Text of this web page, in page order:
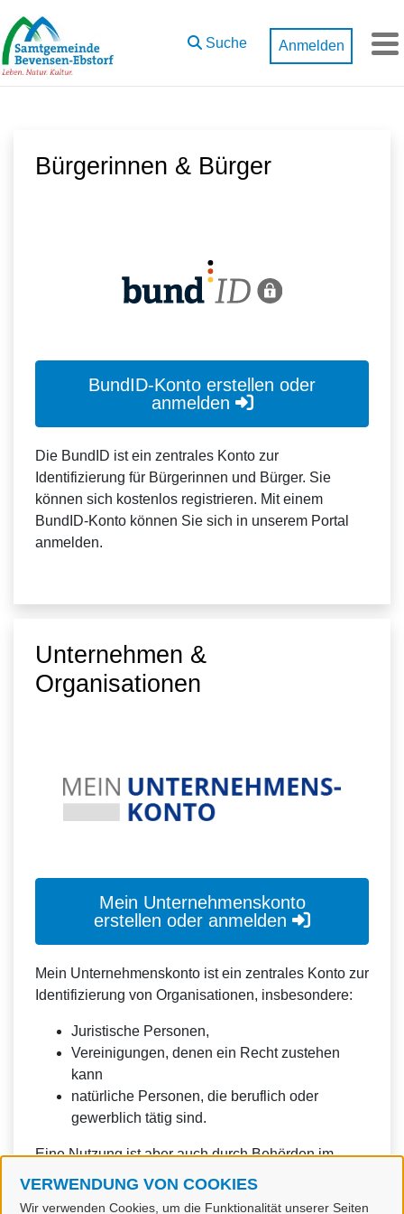
Zum Hauptinhalt springen
VERWENDUNG VON COOKIES
Wir verwenden Cookies, um die Funktionalität unserer Seiten
Suche Anmelden
Bürgerinnen & Bürger
BundID-Konto erstellen oder
anmelden
Die BundID ist ein zentrales Konto zur
Identifizierung für Bürgerinnen und Bürger. Sie
können sich kostenlos registrieren. Mit einem
BundID-Konto können Sie sich in unserem Portal
anmelden.
Unternehmen &
Organisationen
Mein Unternehmenskonto
erstellen oder anmelden
Mein Unternehmenskonto ist ein zentrales Konto zur
Identifizierung von Organisationen, insbesondere:
Juristische Personen,
Vereinigungen, denen ein Recht zustehen
kann
natürliche Personen, die beruflich oder
gewerblich tätig sind.
Eine Nutzung ist aber auch durch Behörden im
Sinne von § 1 Abs. 4 Verwaltungsverfahrensgesetz